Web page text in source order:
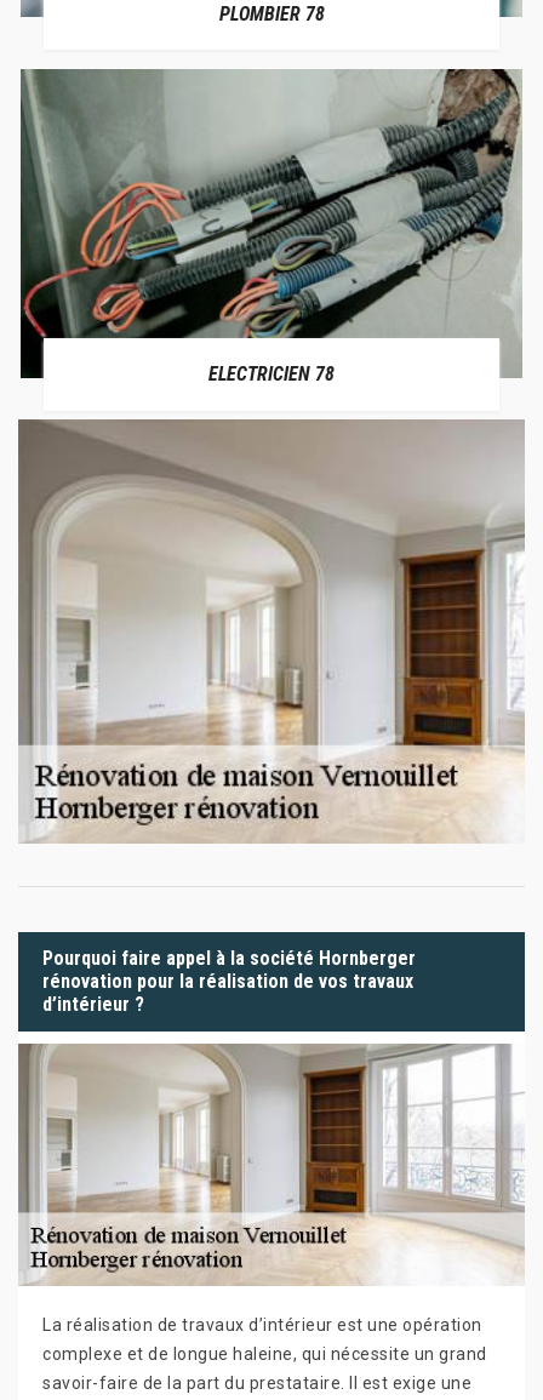
PLOMBIER 78
ELECTRICIEN 78
Pourquoi faire appel à la société Hornberger
rénovation pour la réalisation de vos travaux
d’intérieur ?
La réalisation de travaux d’intérieur est une opération
complexe et de longue haleine, qui nécessite un grand
savoir-faire de la part du prestataire. Il est exige une